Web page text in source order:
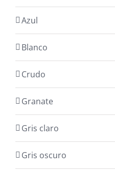
Azul
Blanco
Crudo
Granate
Gris claro
Gris oscuro